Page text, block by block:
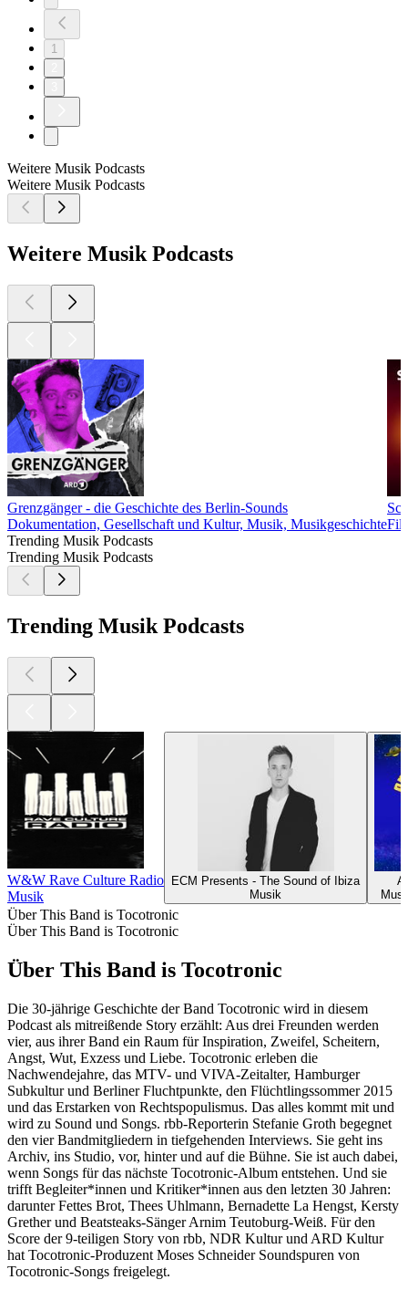
1
Weitere Musik Podcasts
Weitere Musik Podcasts
Weitere Musik Podcasts
Grenzgänger - die Geschichte des Berlin-Sounds
Dokumentation, Gesellschaft und Kultur, Musik, Musikgeschichte
Trending Musik Podcasts
Trending Musik Podcasts
Trending Musik Podcasts
W&W Rave Culture Radio
Musik
ECM Presents - The Sound of Ibiza
Musik
Über This Band is Tocotronic
Über This Band is Tocotronic
Über This Band is Tocotronic
Die 30-jährige Geschichte der Band Tocotronic wird in diesem
Podcast als mitreißende Story erzählt: Aus drei Freunden werden
vier, aus ihrer Band ein Raum für Inspiration, Zweifel, Scheitern,
Angst, Wut, Exzess und Liebe. Tocotronic erleben die
Nachwendejahre, das MTV- und VIVA-Zeitalter, Hamburger
Subkultur und Berliner Fluchtpunkte, den Flüchtlingssommer 2015
und das Erstarken von Rechtspopulismus. Das alles kommt mit und
wird zu Sound und Songs. rbb-Reporterin Stefanie Groth begegnet
den vier Bandmitgliedern in tiefgehenden Interviews. Sie geht ins
Archiv, ins Studio, vor, hinter und auf die Bühne. Sie ist auch dabei,
wenn Songs für das nächste Tocotronic-Album entstehen. Und sie
trifft Begleiter*innen und Kritiker*innen aus den letzten 30 Jahren:
darunter Fettes Brot, Thees Uhlmann, Bernadette La Hengst, Kersty
Grether und Beatsteaks-Sänger Arnim Teutoburg-Weiß. Für den
Score der 9-teiligen Story von rbb, NDR Kultur und ARD Kultur
hat Tocotronic-Produzent Moses Schneider Soundspuren von
Tocotronic-Songs freigelegt.